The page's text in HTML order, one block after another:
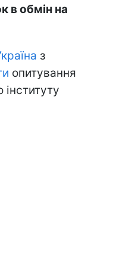
в обмін на
з
опитування